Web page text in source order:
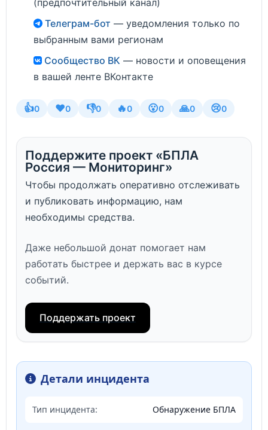
(предпочтительный канал)
Телеграм-бот — уведомления только по
выбранным вами регионам
Сообщество ВК — новости и оповещения
в вашей ленте ВКонтакте
👍0 ❤️0 👎0 🔥0 😮0 🙏0 😢0
Поддержите проект «БПЛА
Россия — Мониторинг»
Чтобы продолжать оперативно отслеживать
и публиковать информацию, нам
необходимы средства.
Даже небольшой донат помогает нам
работать быстрее и держать вас в курсе
событий.
Поддержать проект
Детали инцидента
Тип инцидента: Обнаружение БПЛА